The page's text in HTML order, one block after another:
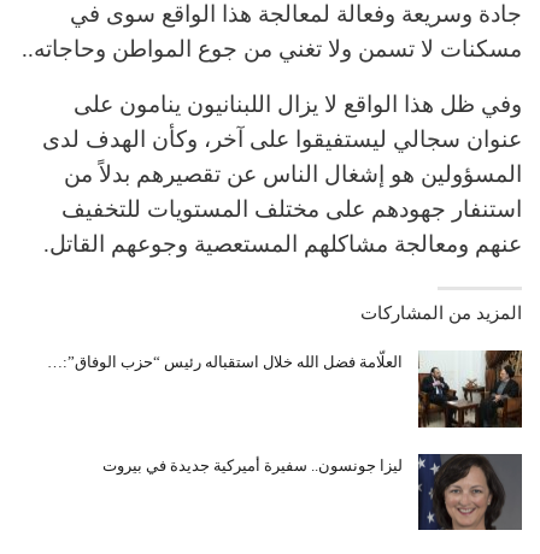
جادة وسريعة وفعالة لمعالجة هذا الواقع سوى في
مسكنات لا تسمن ولا تغني من جوع المواطن وحاجاته..
وفي ظل هذا الواقع لا يزال اللبنانيون ينامون على
عنوان سجالي ليستفيقوا على آخر، وكأن الهدف لدى
المسؤولين هو إشغال الناس عن تقصيرهم بدلاً من
استنفار جهودهم على مختلف المستويات للتخفيف
عنهم ومعالجة مشاكلهم المستعصية وجوعهم القاتل.
المزيد من المشاركات
العلّامة فضل الله خلال استقباله رئيس “حزب الوفاق”:…
ليزا جونسون.. سفيرة أميركية جديدة في بيروت